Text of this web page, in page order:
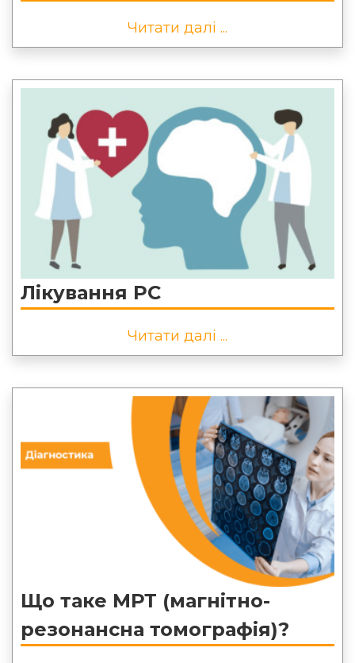
Читати далі ...
Лікування РС
Читати далі ...
Що таке МРТ (магнітно-
резонансна томографія)?